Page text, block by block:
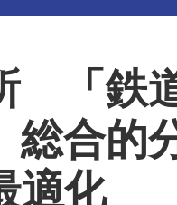
「鉄
合的
適化